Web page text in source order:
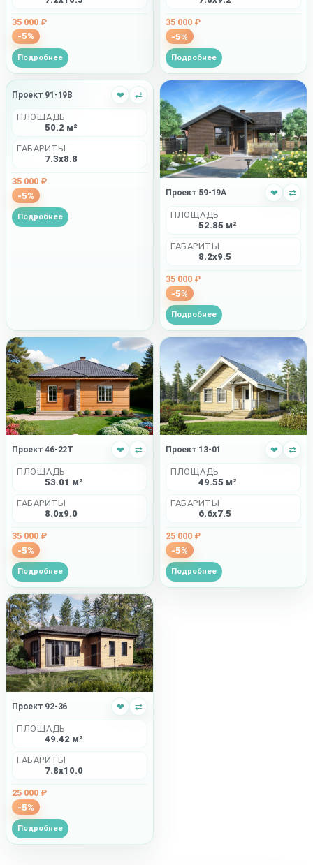
35 000 ₽
-5%
Подробнее
35 000 ₽
-5%
Подробнее
Проект 91-19B ❤ ⇄
ПЛОЩАДЬ
50.2 м²
ГАБАРИТЫ
7.3x8.8
35 000 ₽
-5%
Подробнее
Проект 59-19A ❤ ⇄
ПЛОЩАДЬ
52.85 м²
ГАБАРИТЫ
8.2x9.5
35 000 ₽
-5%
Подробнее
Проект 46-22T ❤ ⇄
ПЛОЩАДЬ
53.01 м²
ГАБАРИТЫ
8.0x9.0
35 000 ₽
-5%
Подробнее
Проект 13-01 ❤ ⇄
ПЛОЩАДЬ
49.55 м²
ГАБАРИТЫ
6.6x7.5
25 000 ₽
-5%
Подробнее
Проект 92-36 ❤ ⇄
ПЛОЩАДЬ
49.42 м²
ГАБАРИТЫ
7.8x10.0
25 000 ₽
-5%
Подробнее